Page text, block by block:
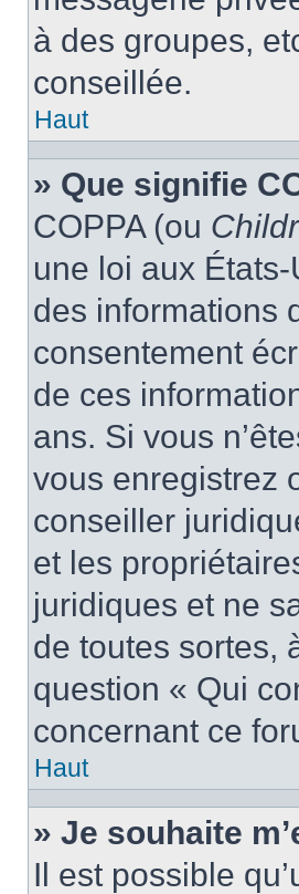
à des groupes,
conseillée.
Haut
» Que signifie
COPPA (ou
une loi aux
des informations
consentement
de ces
ans. Si vous
vous enregistrez
conseiller
et les
juridiques et ne
de toutes sortes,
question « Qui
concernant ce
Haut
» Je souhaite
Il est possible